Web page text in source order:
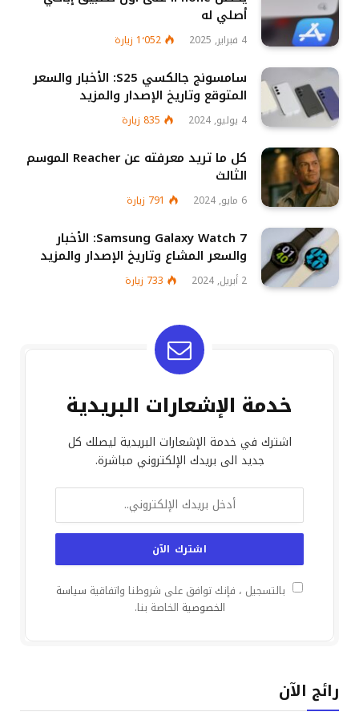
أصلي له
4 فبراير, 2025 1٬052 زيارة
سامسونج جالكسي S25: الأخبار والسعر
المتوقع وتاريخ الإصدار والمزيد
4 يوليو, 2024 835 زيارة
كل ما تريد معرفته عن Reacher الموسم
الثالث
6 مايو, 2024 791 زيارة
Samsung Galaxy Watch 7: الأخبار
والسعر المشاع وتاريخ الإصدار والمزيد
2 أبريل, 2024 733 زيارة
خدمة الإشعارات البريدية
اشترك في خدمة الإشعارات البريدية ليصلك كل
جديد الى بريدك الإلكتروني مباشرة.
بالتسجيل ، فإنك توافق على شروطنا واتفاقية سياسة
الخصوصية الخاصة بنا.
رائج الآن